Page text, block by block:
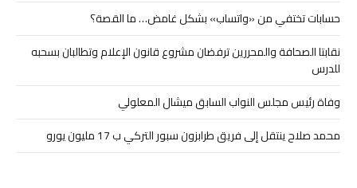
حسابات تختفي من «واتساب» بشكل غامض… ما القصة؟
نقابتا الصحافة والمحررين ترفضان مشروع قانون الإعلام وتطالبان بسحبه
للدرس
وفاة رئيس مجلس النواب السابق ميشال المعلولي
محمد صلاح ينتقل إلى فريق طرابزون سبور التركي ب 17 مليون يورو